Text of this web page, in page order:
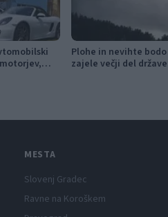
Plohe in nevihte
zajele večji del države
MESTA
Slovenj Gradec
Ravne na Koroškem